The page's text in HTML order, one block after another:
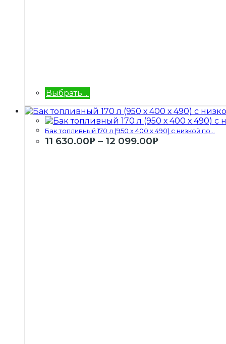
Выбрать ...
Бак топливный 170 л (950 х 400 х 490) с низкой по...
11 630.00Р – 12 099.00Р